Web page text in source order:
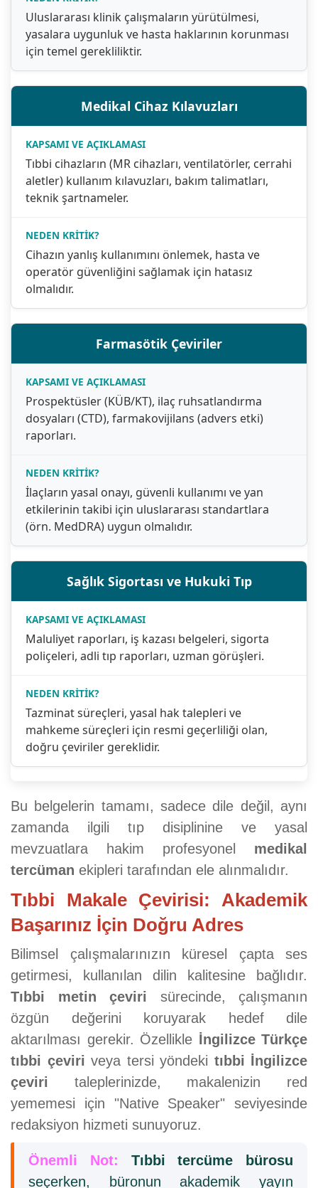
Uluslararası klinik çalışmaların yürütülmesi,
yasalara uygunluk ve hasta haklarının korunması
için temel gerekliliktir.
Medikal Cihaz Kılavuzları
Tıbbi cihazların (MR cihazları, ventilatörler, cerrahi
aletler) kullanım kılavuzları, bakım talimatları,
teknik şartnameler.
Cihazın yanlış kullanımını önlemek, hasta ve
operatör güvenliğini sağlamak için hatasız
olmalıdır.
Farmasötik Çeviriler
Prospektüsler (KÜB/KT), ilaç ruhsatlandırma
dosyaları (CTD), farmakovijilans (advers etki)
raporları.
İlaçların yasal onayı, güvenli kullanımı ve yan
etkilerinin takibi için uluslararası standartlara
(örn. MedDRA) uygun olmalıdır.
Sağlık Sigortası ve Hukuki Tıp
Maluliyet raporları, iş kazası belgeleri, sigorta
poliçeleri, adli tıp raporları, uzman görüşleri.
Tazminat süreçleri, yasal hak talepleri ve
mahkeme süreçleri için resmi geçerliliği olan,
doğru çeviriler gereklidir.
Bu belgelerin tamamı, sadece dile değil, aynı
zamanda ilgili tıp disiplinine ve yasal
mevzuatlara hakim profesyonel medikal
tercüman ekipleri tarafından ele alınmalıdır.
Tıbbi Makale Çevirisi: Akademik
Başarınız İçin Doğru Adres
Bilimsel çalışmalarınızın küresel çapta ses
getirmesi, kullanılan dilin kalitesine bağlıdır.
Tıbbi metin çeviri sürecinde, çalışmanın
özgün değerini koruyarak hedef dile
aktarılması gerekir. Özellikle İngilizce Türkçe
tıbbi çeviri veya tersi yöndeki tıbbi İngilizce
çeviri taleplerinizde, makalenizin red
yememesi için "Native Speaker" seviyesinde
redaksiyon hizmeti sunuyoruz.
Önemli Not:
Tıbbi tercüme bürosu
seçerken, büronun akademik yayın